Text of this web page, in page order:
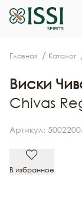
Главная Каталог
Виски
Chivas
Артикул:
В избранное